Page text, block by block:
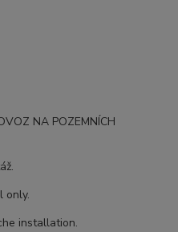
NA POZEMNÍCH
only.
installation.